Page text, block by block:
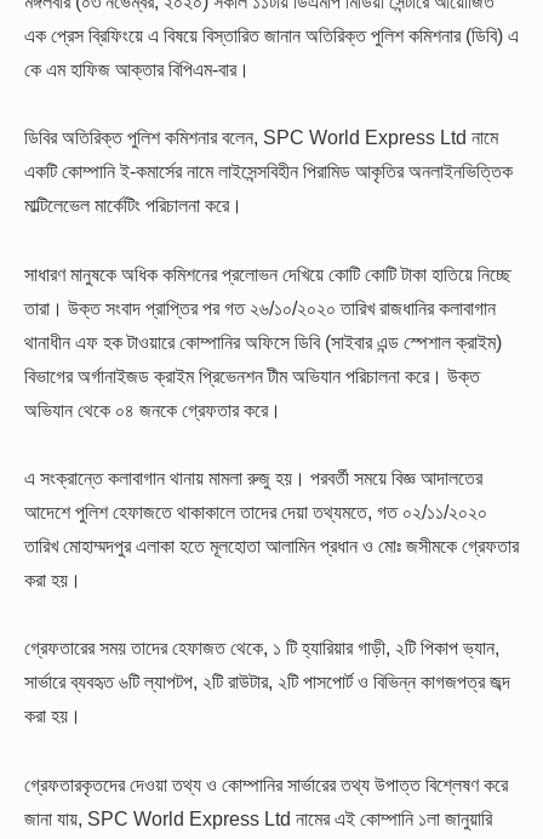
এক প্রেস ব্রিফিংয়ে এ বিষয়ে বিস্তারিত জানান অতিরিক্ত পুলিশ কমিশনার (ডিবি) এ
কে এম হাফিজ আক্তার বিপিএম-বার।
ডিবির অতিরিক্ত পুলিশ কমিশনার বলেন, SPC World Express Ltd নামে
একটি কোম্পানি ই-কমার্সের নামে লাইসেন্সবিহীন পিরামিড আকৃতির অনলাইনভিত্তিক
মাল্টিলেভেল মার্কেটিং পরিচালনা করে।
সাধারণ মানুষকে অধিক কমিশনের প্রলোভন দেখিয়ে কোটি কোটি টাকা হাতিয়ে নিচ্ছে
তারা। উক্ত সংবাদ প্রাপ্তির পর গত ২৬/১০/২০২০ তারিখ রাজধানির কলাবাগান
থানাধীন এফ হক টাওয়ারে কোম্পানির অফিসে ডিবি (সাইবার এন্ড স্পেশাল ক্রাইম)
বিভাগের অর্গানাইজড ক্রাইম প্রিভেনশন টীম অভিযান পরিচালনা করে। উক্ত
অভিযান থেকে ০৪ জনকে গ্রেফতার করে।
এ সংক্রান্তে কলাবাগান থানায় মামলা রুজু হয়। পরবর্তী সময়ে বিজ্ঞ আদালতের
আদেশে পুলিশ হেফাজতে থাকাকালে তাদের দেয়া তথ্যমতে, গত ০২/১১/২০২০
তারিখ মোহাম্মদপুর এলাকা হতে মূলহোতা আলামিন প্রধান ও মোঃ জসীমকে গ্রেফতার
করা হয়।
গ্রেফতারের সময় তাদের হেফাজত থেকে, ১ টি হ্যারিয়ার গাড়ী, ২টি পিকাপ ভ্যান,
সার্ভারে ব্যবহৃত ৬টি ল্যাপটপ, ২টি রাউটার, ২টি পাসপোর্ট ও বিভিন্ন কাগজপত্র জব্দ
করা হয়।
গ্রেফতারকৃতদের দেওয়া তথ্য ও কোম্পানির সার্ভারের তথ্য উপাত্ত বিশ্লেষণ করে
জানা যায়, SPC World Express Ltd নামের এই কোম্পানি ১লা জানুয়ারি